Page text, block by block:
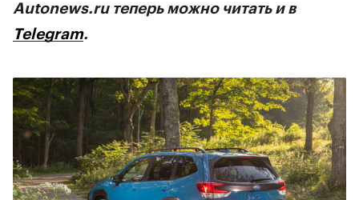
Autonews.ru теперь можно читать и в
Telegram.